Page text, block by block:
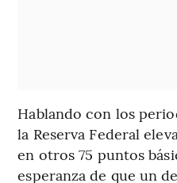
Hablando con los
la Reserva Federal
en otros 75 puntos
esperanza de que un